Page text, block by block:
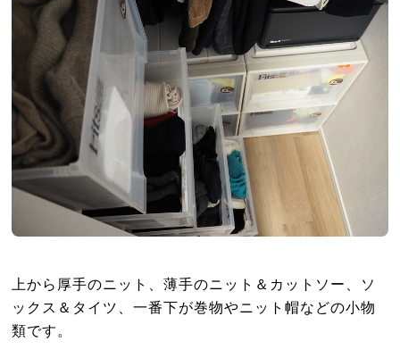
上から厚手のニット、薄手のニット＆カットソー、ソ
ックス＆タイツ、一番下が巻物やニット帽などの小物
類です。